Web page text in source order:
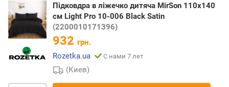
Підковдра в ліжечко дитяча MirSon 110x140
см Light Pro 10-006 Black Satin
(2200010171396)
932 грн.
Rozetka.ua
С нами 7 лет
(Киев)